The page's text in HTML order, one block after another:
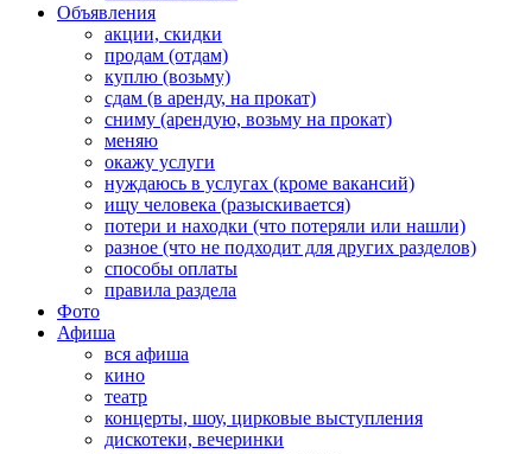
Объявления
акции, скидки
продам (отдам)
куплю (возьму)
сдам (в аренду, на прокат)
сниму (арендую, возьму на прокат)
меняю
окажу услуги
нуждаюсь в услугах (кроме вакансий)
ищу человека (разыскивается)
потери и находки (что потеряли или нашли)
разное (что не подходит для других разделов)
способы оплаты
правила раздела
Фото
Афиша
вся афиша
кино
театр
концерты, шоу, цирковые выступления
дискотеки, вечеринки